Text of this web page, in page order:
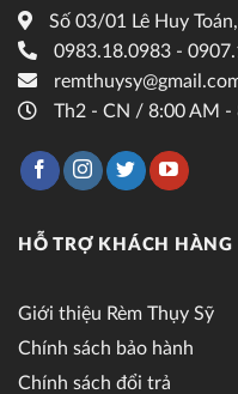
Số 03/01 Lê Huy
0983.18.0983 -
Th2 - CN / 8:00 AM -
HỖ TRỢ KHÁCH HÀNG
Giới thiệu Rèm Thụy Sỹ
Chính sách bảo hành
Chính sách đổi trả